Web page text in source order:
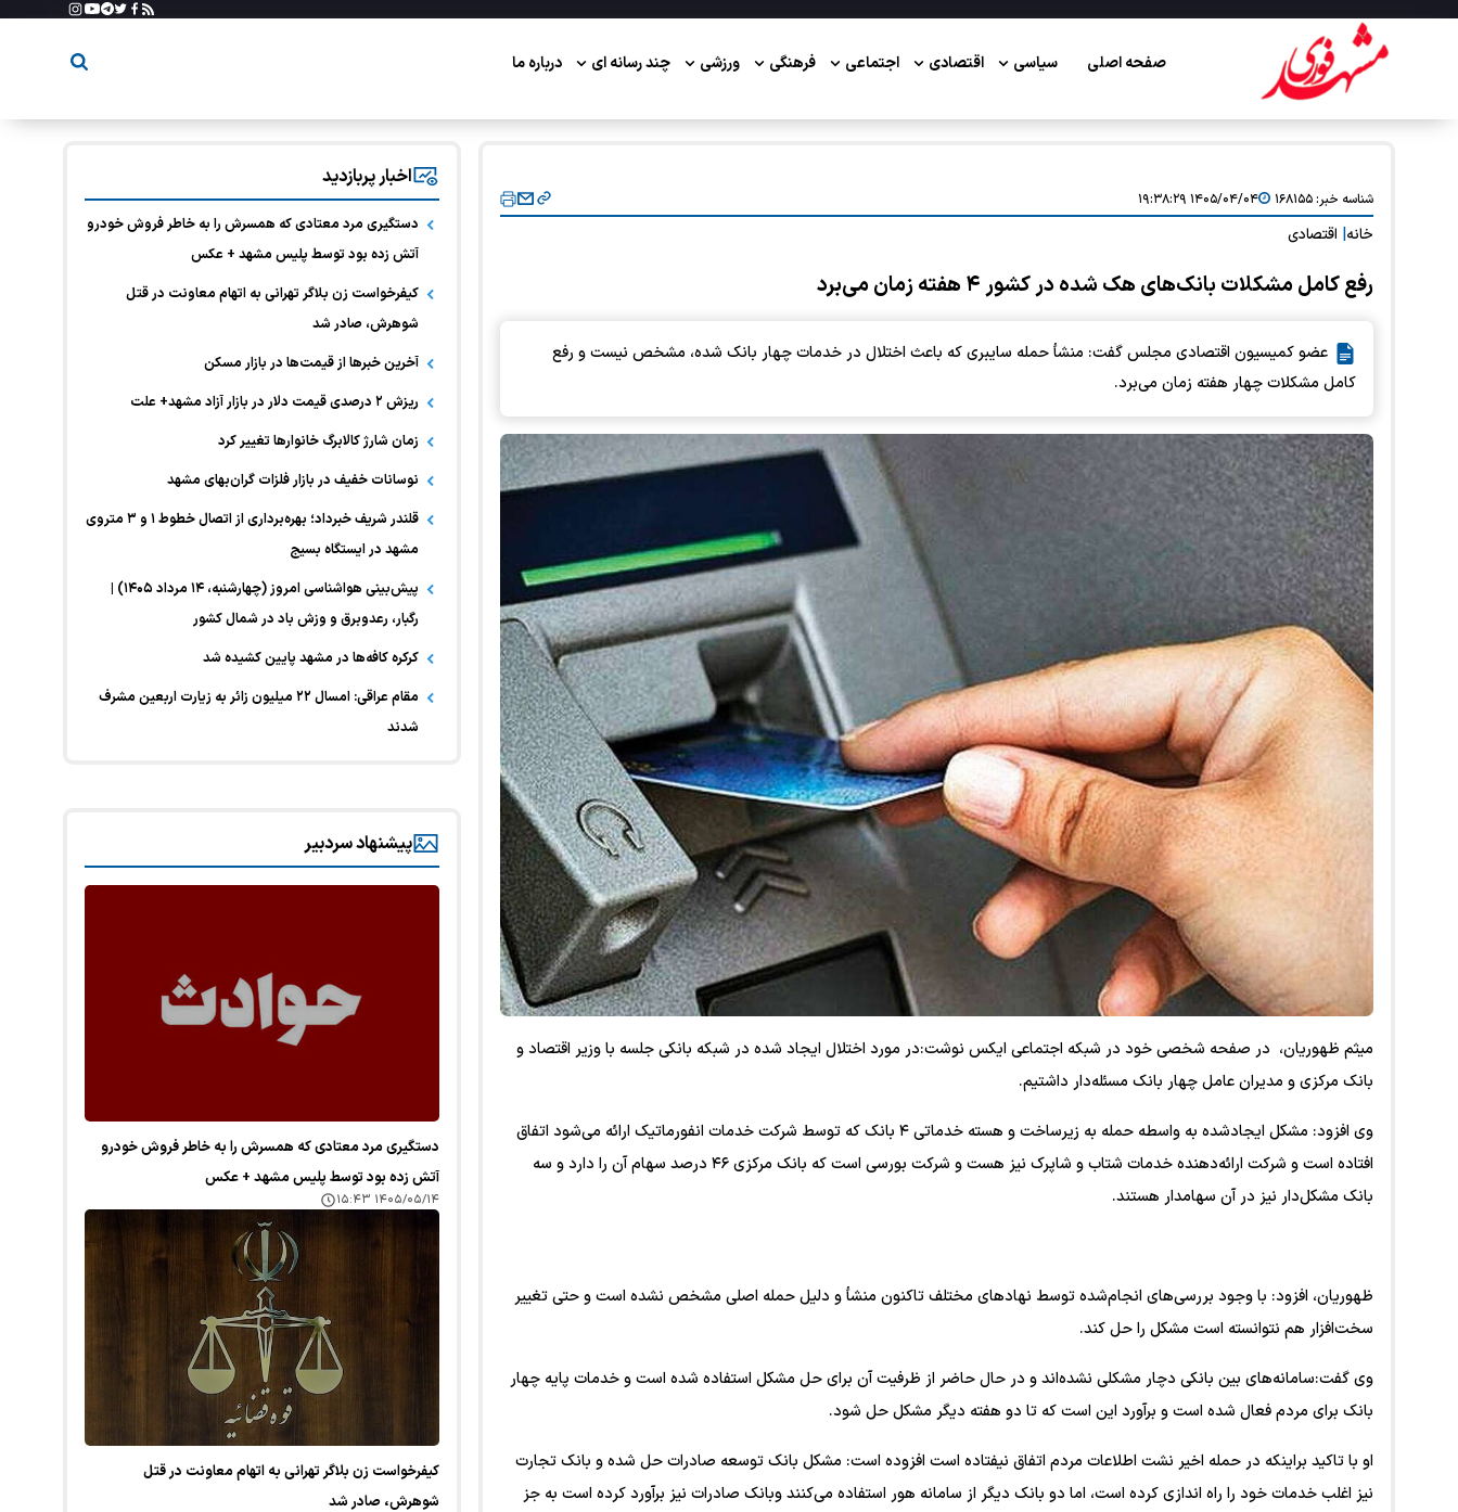
صفحه اصلی سیاسی اقتصادی اجتماعی فرهنگی ورزشی چند رسانه ای درباره ما
شناسه خبر:۱۶۸۱۵۵ ۱۴۰۵/۰۴/۰۴ ۱۹:۳۸:۲۹
خانه اقتصادی
رفع کامل مشکلات بانک‌های هک شده در کشور ۴ هفته زمان می‌برد
عضو کمیسیون اقتصادی مجلس گفت: منشأ حمله سایبری که باعث اختلال در خدمات چهار بانک شده، مشخص نیست و رفع
کامل مشکلات چهار هفته زمان می‌برد.
میثم ظهوریان، در صفحه شخصی خود در شبکه اجتماعی ایکس نوشت:در مورد اختلال ایجاد شده در شبکه بانکی جلسه با وزیر اقتصاد و
بانک مرکزی و مدیران عامل چهار بانک مسئله‌دار داشتیم.
وی افزود: مشکل ایجادشده به واسطه حمله به زیرساخت و هسته خدماتی ۴ بانک که توسط شرکت خدمات انفورماتیک ارائه می‌شود اتفاق
افتاده است و شرکت ارائه‌دهنده خدمات شتاب و شاپرک نیز هست و شرکت بورسی است که بانک مرکزی ۴۶ درصد سهام آن را دارد و سه
بانک مشکل‌دار نیز در آن سهامدار هستند.
ظهوریان، افزود: با وجود بررسی‌های انجام‌شده توسط نهاد‌های مختلف تاکنون منشأ و دلیل حمله اصلی مشخص نشده است و حتی تغییر
سخت‌افزار هم نتوانسته است مشکل را حل کند.
وی گفت:سامانه‌های بین بانکی دچار مشکلی نشده‌اند و در حال حاضر از ظرفیت آن برای حل مشکل استفاده شده است و خدمات پایه چهار
بانک برای مردم فعال شده است و برآورد این است که تا دو هفته دیگر مشکل حل شود.
او با تاکید براینکه در حمله اخیر نشت اطلاعات مردم اتفاق نیفتاده است افزوده است: مشکل بانک توسعه صادرات حل شده و بانک تجارت
نیز اغلب خدمات خود را راه اندازی کرده است، اما دو بانک دیگر از سامانه هور استفاده می‌کنند وبانک صادرات نیز برآورد کرده است به جز
اخبار پربازدید
دستگیری مرد معتادی که همسرش را به خاطر فروش خودرو
آتش زده بود توسط پلیس مشهد + عکس
کیفرخواست زن بلاگر تهرانی به اتهام معاونت در قتل
شوهرش، صادر شد
آخرین خبر‌ها از قیمت‌ها در بازار مسکن
ریزش ۲ درصدی قیمت دلار در بازار آزاد مشهد+ علت
زمان شارژ کالابرگ خانوارها تغییر کرد
نوسانات خفیف در بازار فلزات گران‌بهای مشهد
قلندر شریف خبرداد؛ بهره‌برداری از اتصال خطوط ۱ و ۳ متروی
مشهد در ایستگاه بسیج
پیش‌بینی هواشناسی امروز (چهارشنبه، ۱۴ مرداد ۱۴۰۵) |
رگبار، رعدوبرق و وزش باد در شمال کشور
کرکره کافه‌ها در مشهد پایین کشیده شد
مقام عراقی: امسال ۲۲ میلیون زائر به زیارت اربعین مشرف
شدند
پیشنهاد سردبیر
دستگیری مرد معتادی که همسرش را به خاطر فروش خودرو
آتش زده بود توسط پلیس مشهد + عکس
۱۴۰۵/۰۵/۱۴ ۱۵:۴۳
کیفرخواست زن بلاگر تهرانی به اتهام معاونت در قتل
شوهرش، صادر شد